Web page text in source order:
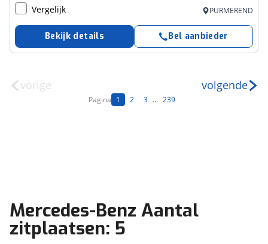
Vergelijk PURMEREND
Bekijk details Bel aanbieder
vorige
Pagina 1 2 3 ... 239
volgende
Mercedes-Benz Aantal
zitplaatsen: 5